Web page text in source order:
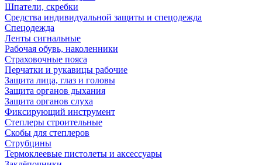
Шпатели, скребки
Средства индивидуальной защиты и спецодежда
Спецодежда
Ленты сигнальные
Рабочая обувь, наколенники
Страховочные пояса
Перчатки и рукавицы рабочие
Защита лица, глаз и головы
Защита органов дыхания
Защита органов слуха
Фиксирующий инструмент
Степлеры строительные
Скобы для степлеров
Струбцины
Термоклеевые пистолеты и аксессуары